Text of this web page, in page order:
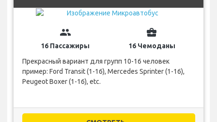
group
16 Пассажиры
business_center
16 Чемоданы
Прекрасный вариант для групп 10-16 человек
пример: Ford Transit (1-16), Mercedes Sprinter (1-16),
Peugeot Boxer (1-16), etc.